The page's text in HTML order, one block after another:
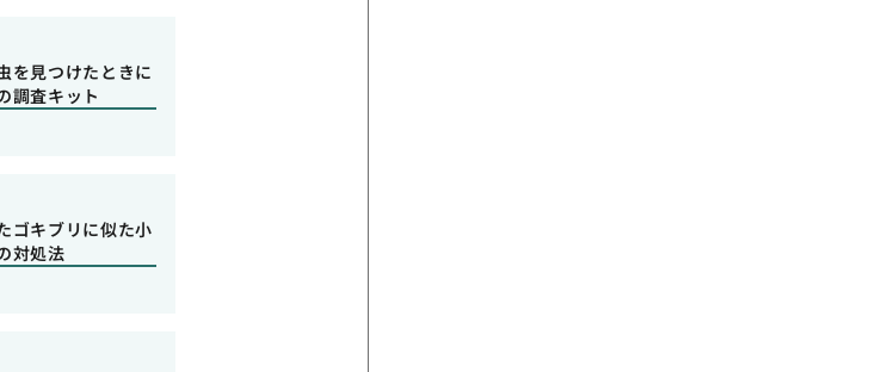
を見つけたときに
調査キット
ゴキブリに似た小
対処法